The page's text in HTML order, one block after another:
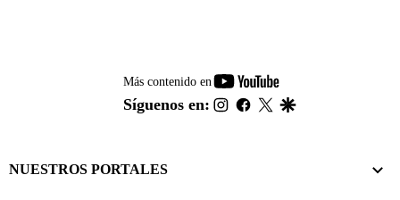
Más contenido en
youtube-
footer
Síguenos en: instagram
facebook
twitter
NUESTROS PORTALES